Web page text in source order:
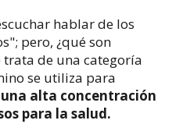
hablar de los
pero, ¿qué son
trata de una categoría
se utiliza para
alta concentración
para la salud.